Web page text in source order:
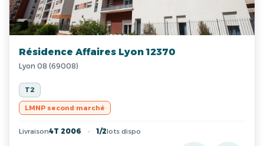
Résidence Affaires Lyon 12370
Lyon 08 (69008)
T2
LMNP second marché
Livraison4T 2006 1/2lots dispo